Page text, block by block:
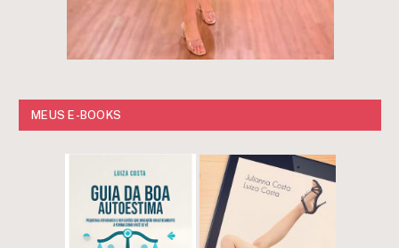
MEUS E-BOOKS